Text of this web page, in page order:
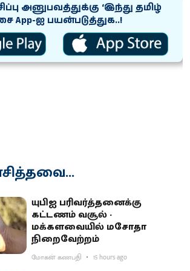
அனுபவத்துக்கு ‘இந்து தமிழ்
App-ஐ பயன்படுத்துக..!
யுபிஐ பரிவர்த்தனைக்கு
கட்டணம் வசூல் -
மக்களவையில் மசோதா
நிறைவேற்றம்
மோகன் கணபதி 15 hours ago